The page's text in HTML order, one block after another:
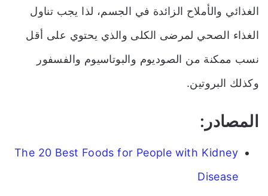
الغذائي والأملاح الزائدة في الجسم، لذا يجب تناول
الغذاء الصحي لمرضى الكلى والذي يحتوي على أقل
نسب ممكنة من الصوديوم والبوتاسيوم والفسفور
وكذلك البروتين.
المصادر:
The 20 Best Foods for People with Kidney
Disease